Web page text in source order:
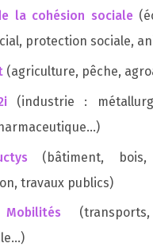
la cohésion sociale
protection sociale,
(agriculture, pêche,
(industrie :
(bâtiment,
travaux publics)